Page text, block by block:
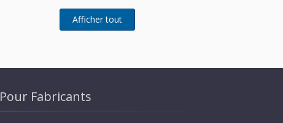
Pour Fabricants